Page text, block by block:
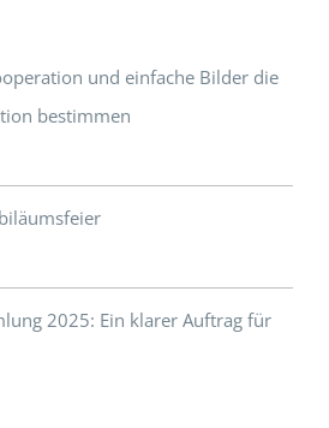
und einfache Bilder die
bestimmen
2025: Ein klarer Auftrag für